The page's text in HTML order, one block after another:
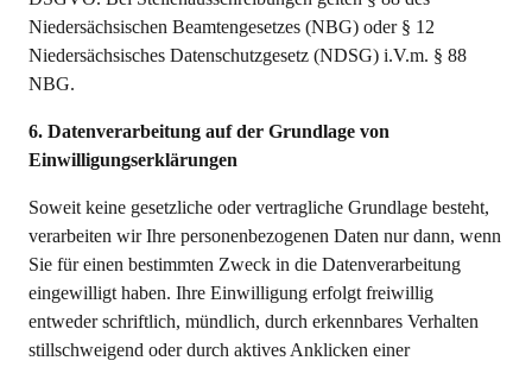
Niedersächsischen Beamtengesetzes (NBG) oder § 12
Niedersächsisches Datenschutzgesetz (NDSG) i.V.m. § 88
NBG.
6. Datenverarbeitung auf der Grundlage von
Einwilligungserklärungen
Soweit keine gesetzliche oder vertragliche Grundlage besteht,
verarbeiten wir Ihre personenbezogenen Daten nur dann, wenn
Sie für einen bestimmten Zweck in die Datenverarbeitung
eingewilligt haben. Ihre Einwilligung erfolgt freiwillig
entweder schriftlich, mündlich, durch erkennbares Verhalten
stillschweigend oder durch aktives Anklicken einer